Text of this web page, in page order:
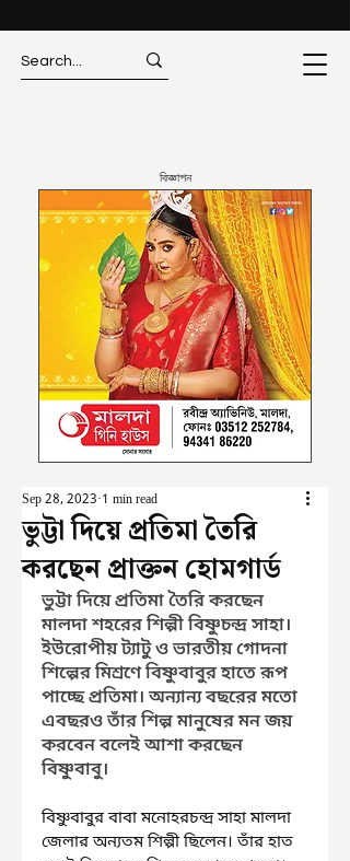
বিজ্ঞাপন
ভুট্টা দিয়ে প্রতিমা তৈরি
করছেন প্রাক্তন হোমগার্ড
Sep 28, 2023 1 min read
ভুট্টা দিয়ে প্রতিমা তৈরি করছেন
মালদা শহরের শিল্পী বিষ্ণুচন্দ্র সাহা।
ইউরোপীয় ট্যাটু ও ভারতীয় গোদনা
শিল্পের মিশ্রণে বিষ্ণুবাবুর হাতে রূপ
পাচ্ছে প্রতিমা। অন্যান্য বছরের মতো
এবছরও তাঁর শিল্প মানুষের মন জয়
করবেন বলেই আশা করছেন
বিষ্ণুবাবু।
বিষ্ণুবাবুর বাবা মনোহরচন্দ্র সাহা মালদা
জেলার অন্যতম শিল্পী ছিলেন। তাঁর হাত